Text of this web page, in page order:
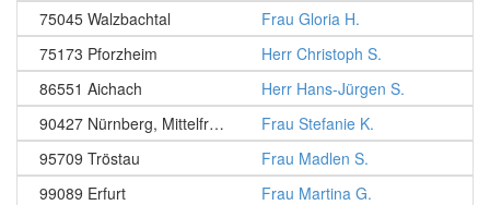
75045 Walzbachtal
Frau Gloria H.
75173 Pforzheim
Herr Christoph S.
86551 Aichach
Herr Hans-Jürgen S.
90427 Nürnberg, Mittelfranken
Frau Stefanie K.
95709 Tröstau
Frau Madlen S.
99089 Erfurt
Frau Martina G.